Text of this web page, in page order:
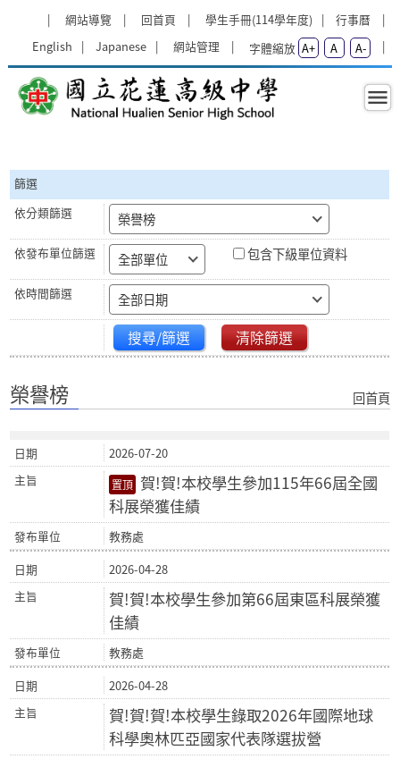
網站導覽
回首頁 學生手冊(114學年度)
行事曆
English
Japanese 網站管理 字體縮放 A+ A A-
榮譽榜 - 國立花蓮高級中學
篩選
榮譽榜
全部單位 包含下級單位資料
全部日期
搜尋/篩選 清除篩選
榮譽榜 回首頁
2026-07-20
賀!賀!本校學生參加115年66屆全國
科展榮獲佳績
教務處
2026-04-28
賀!賀!本校學生參加第66屆東區科展榮獲
佳績
教務處
2026-04-28
賀!賀!賀!本校學生錄取2026年國際地球
科學奧林匹亞國家代表隊選拔營